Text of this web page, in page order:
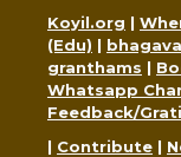
content
Koyil.org |
(Edu) |
granthams |
Whatsapp
Feedback/
| Contribute |